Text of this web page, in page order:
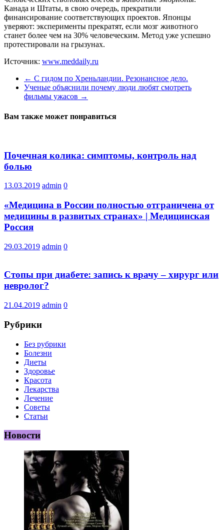
Канада и Штаты, в свою очередь, прекратили
финансирование соответствующих проектов. Японцы
уверяют: эксперименты прекратят, если мозг животного
станет более чем на 30% человеческим. Метод уже успешно
протестировали на грызунах.
Источник: www.meddaily.ru
← С гидом по Хреньландии. Резонансное дело.
Ученые объяснили почему люди любят смотреть
фильмы ужасов →
Вам также может понравиться
Почечная колика: симптомы, контроль над
болью
13.03.2019 admin 0
«Медицина в России полностью отграничена от
медицины в развитых странах» | Медицинская
Россия
29.03.2019 admin 0
Стопы при диабете: запись к врачу – хирург или
невролог?
21.04.2019 admin 0
Рубрики
Без рубрики
Болезни
Диеты
Здоровье
Красота
Лекарства
Лечение
Советы
Статьи
Новости